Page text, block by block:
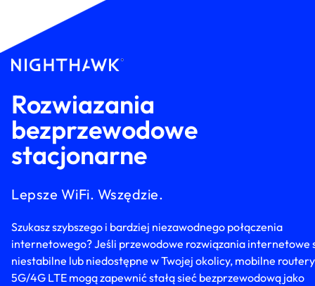
Rozwiazania
bezprzewodowe
stacjonarne
Lepsze WiFi. Wszędzie.
Szukasz szybszego i bardziej niezawodnego połączenia
internetowego? Jeśli przewodowe rozwiązania internetowe
niestabilne lub niedostępne w Twojej okolicy, mobilne routery
5G/4G LTE mogą zapewnić stałą sieć bezprzewodową jako